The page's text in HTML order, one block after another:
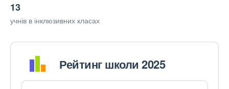
13
учнів в інклюзивних класах
Рейтинг школи 2025